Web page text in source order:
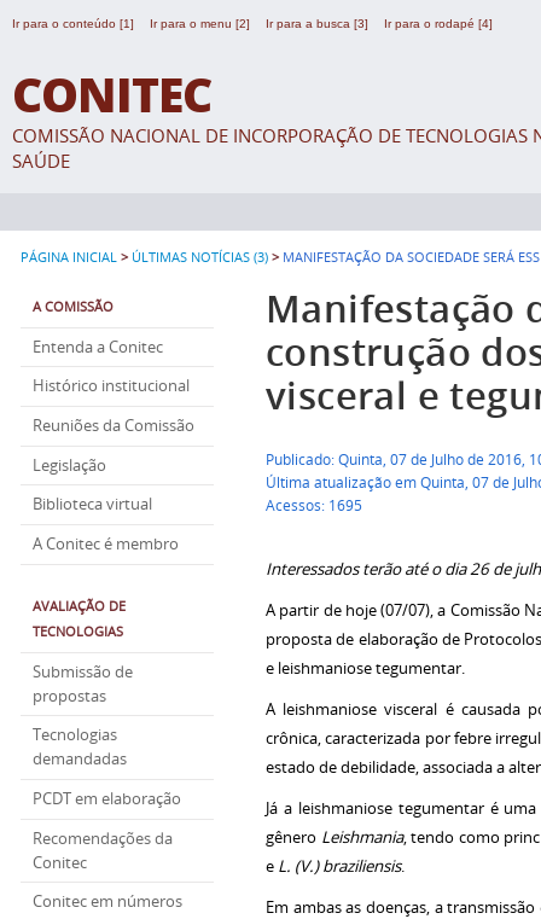
Ir para o conteúdo [1] Ir para o menu [2] Ir para a busca [3] Ir para o rodapé [4]
CONITEC
COMISSÃO NACIONAL DE INCORPORAÇÃO DE TECNOLOGIAS
SAÚDE
PÁGINA INICIAL > ÚLTIMAS NOTÍCIAS (3) > MANIFESTAÇÃO DA SOCIEDADE SERÁ
A COMISSÃO
Entenda a Conitec
Histórico institucional
Reuniões da Comissão
Legislação
Biblioteca virtual
A Conitec é membro
AVALIAÇÃO DE
TECNOLOGIAS
Submissão de
propostas
Tecnologias
demandadas
PCDT em elaboração
Recomendações da
Conitec
Conitec em números
Manifestação
construção
visceral e
Publicado: Quinta, 07 de Julho de 2016,
Última atualização em Quinta, 07 de
Acessos: 1695
Interessados terão até o dia 26 de
A partir de hoje (07/07), a Comissão
proposta de elaboração de
e leishmaniose tegumentar.
A leishmaniose visceral é causada
crônica, caracterizada por febre
estado de debilidade, associada a
Já a leishmaniose tegumentar é
gênero Leishmania, tendo como
e L. (V.) braziliensis.
Em ambas as doenças, a